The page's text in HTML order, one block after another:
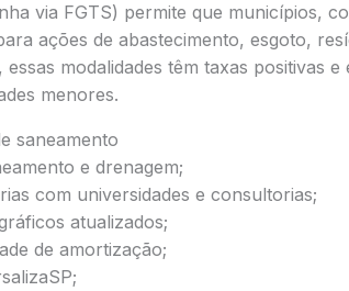
via FGTS) permite que municípios,
ações de abastecimento, esgoto,
modalidades têm taxas positivas e
menores.
saneamento
e drenagem;
com universidades e consultorias;
atualizados;
de amortização;